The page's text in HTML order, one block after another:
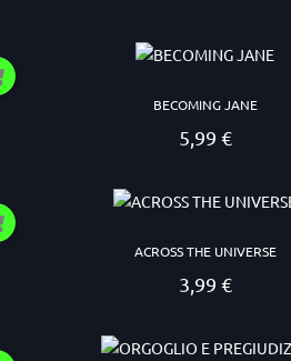
BECOMING JANE
Prezzo
5,99 €
ACROSS THE UNIVERSE
Prezzo
3,99 €